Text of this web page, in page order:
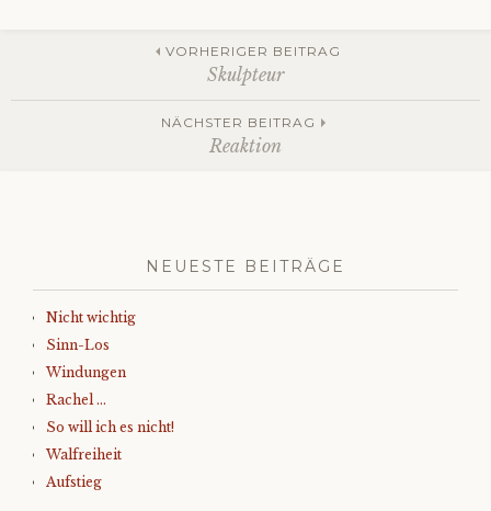
Beitrags-
Navigation
VORHERIGER BEITRAG
Skulpteur
NÄCHSTER BEITRAG
Reaktion
NEUESTE BEITRÄGE
Nicht wichtig
Sinn-Los
Windungen
Rachel …
So will ich es nicht!
Walfreiheit
Aufstieg